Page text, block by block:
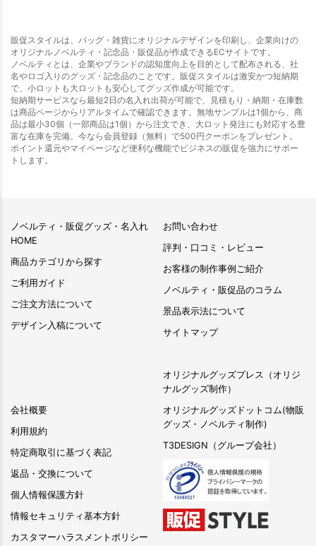
販促スタイルは、バッグ・雑貨にオリジナルデザインを印刷し、企業向けの
オリジナルノベルティ・記念品・販促品が作成できるECサイトです。
ノベルティとは、企業やブランドの認知度向上を目的として配布される、社
名やロゴ入りのグッズ・記念品のことです。販促スタイルは激安かつ短納期
で、小ロットも大ロットも安心してグッズ作成が可能です。
短納期サービスなら最短2日の名入れ出荷が可能で、見積もり・納期・在庫数
は商品ページからリアルタイムで確認できます。無地サンプルは1個から、商
品は最小30個（一部商品は1個）から注文でき、大ロット発注にも対応する豊
富な在庫を完備。今なら会員登録（無料）で500円クーポンをプレゼント。
ポイント還元やマイページなど便利な機能でビジネスの販促を強力にサポー
トします。
ノベルティ・販促グッズ・名入れ
HOME
商品カテゴリから探す
ご利用ガイド
ご注文方法について
デザイン入稿について
会社概要
利用規約
特定商取引に基づく表記
返品・交換について
個人情報保護方針
情報セキュリティ基本方針
カスタマーハラスメントポリシー
お問い合わせ
評判・口コミ・レビュー
お客様の制作事例ご紹介
ノベルティ・販促品のコラム
景品表示法について
サイトマップ
オリジナルグッズプレス（オリジ
ナルグッズ制作）
オリジナルグッズドットコム(物販
グッズ・ノベルティ制作)
T3DESIGN（グループ会社）